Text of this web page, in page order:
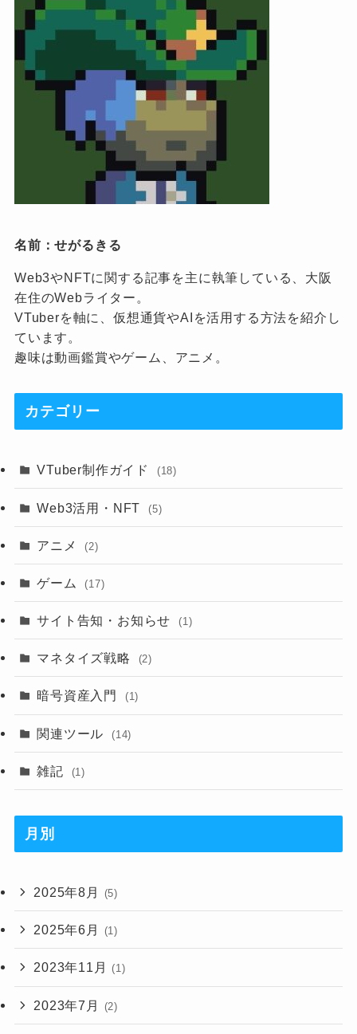
名前：せがるきる
Web3やNFTに関する記事を主に執筆している、大阪
在住のWebライター。
VTuberを軸に、仮想通貨やAIを活用する方法を紹介し
ています。
趣味は動画鑑賞やゲーム、アニメ。
カテゴリー
VTuber制作ガイド (18)
Web3活用・NFT (5)
アニメ (2)
ゲーム (17)
サイト告知・お知らせ (1)
マネタイズ戦略 (2)
暗号資産入門 (1)
関連ツール (14)
雑記 (1)
月別
2025年8月 (5)
2025年6月 (1)
2023年11月 (1)
2023年7月 (2)